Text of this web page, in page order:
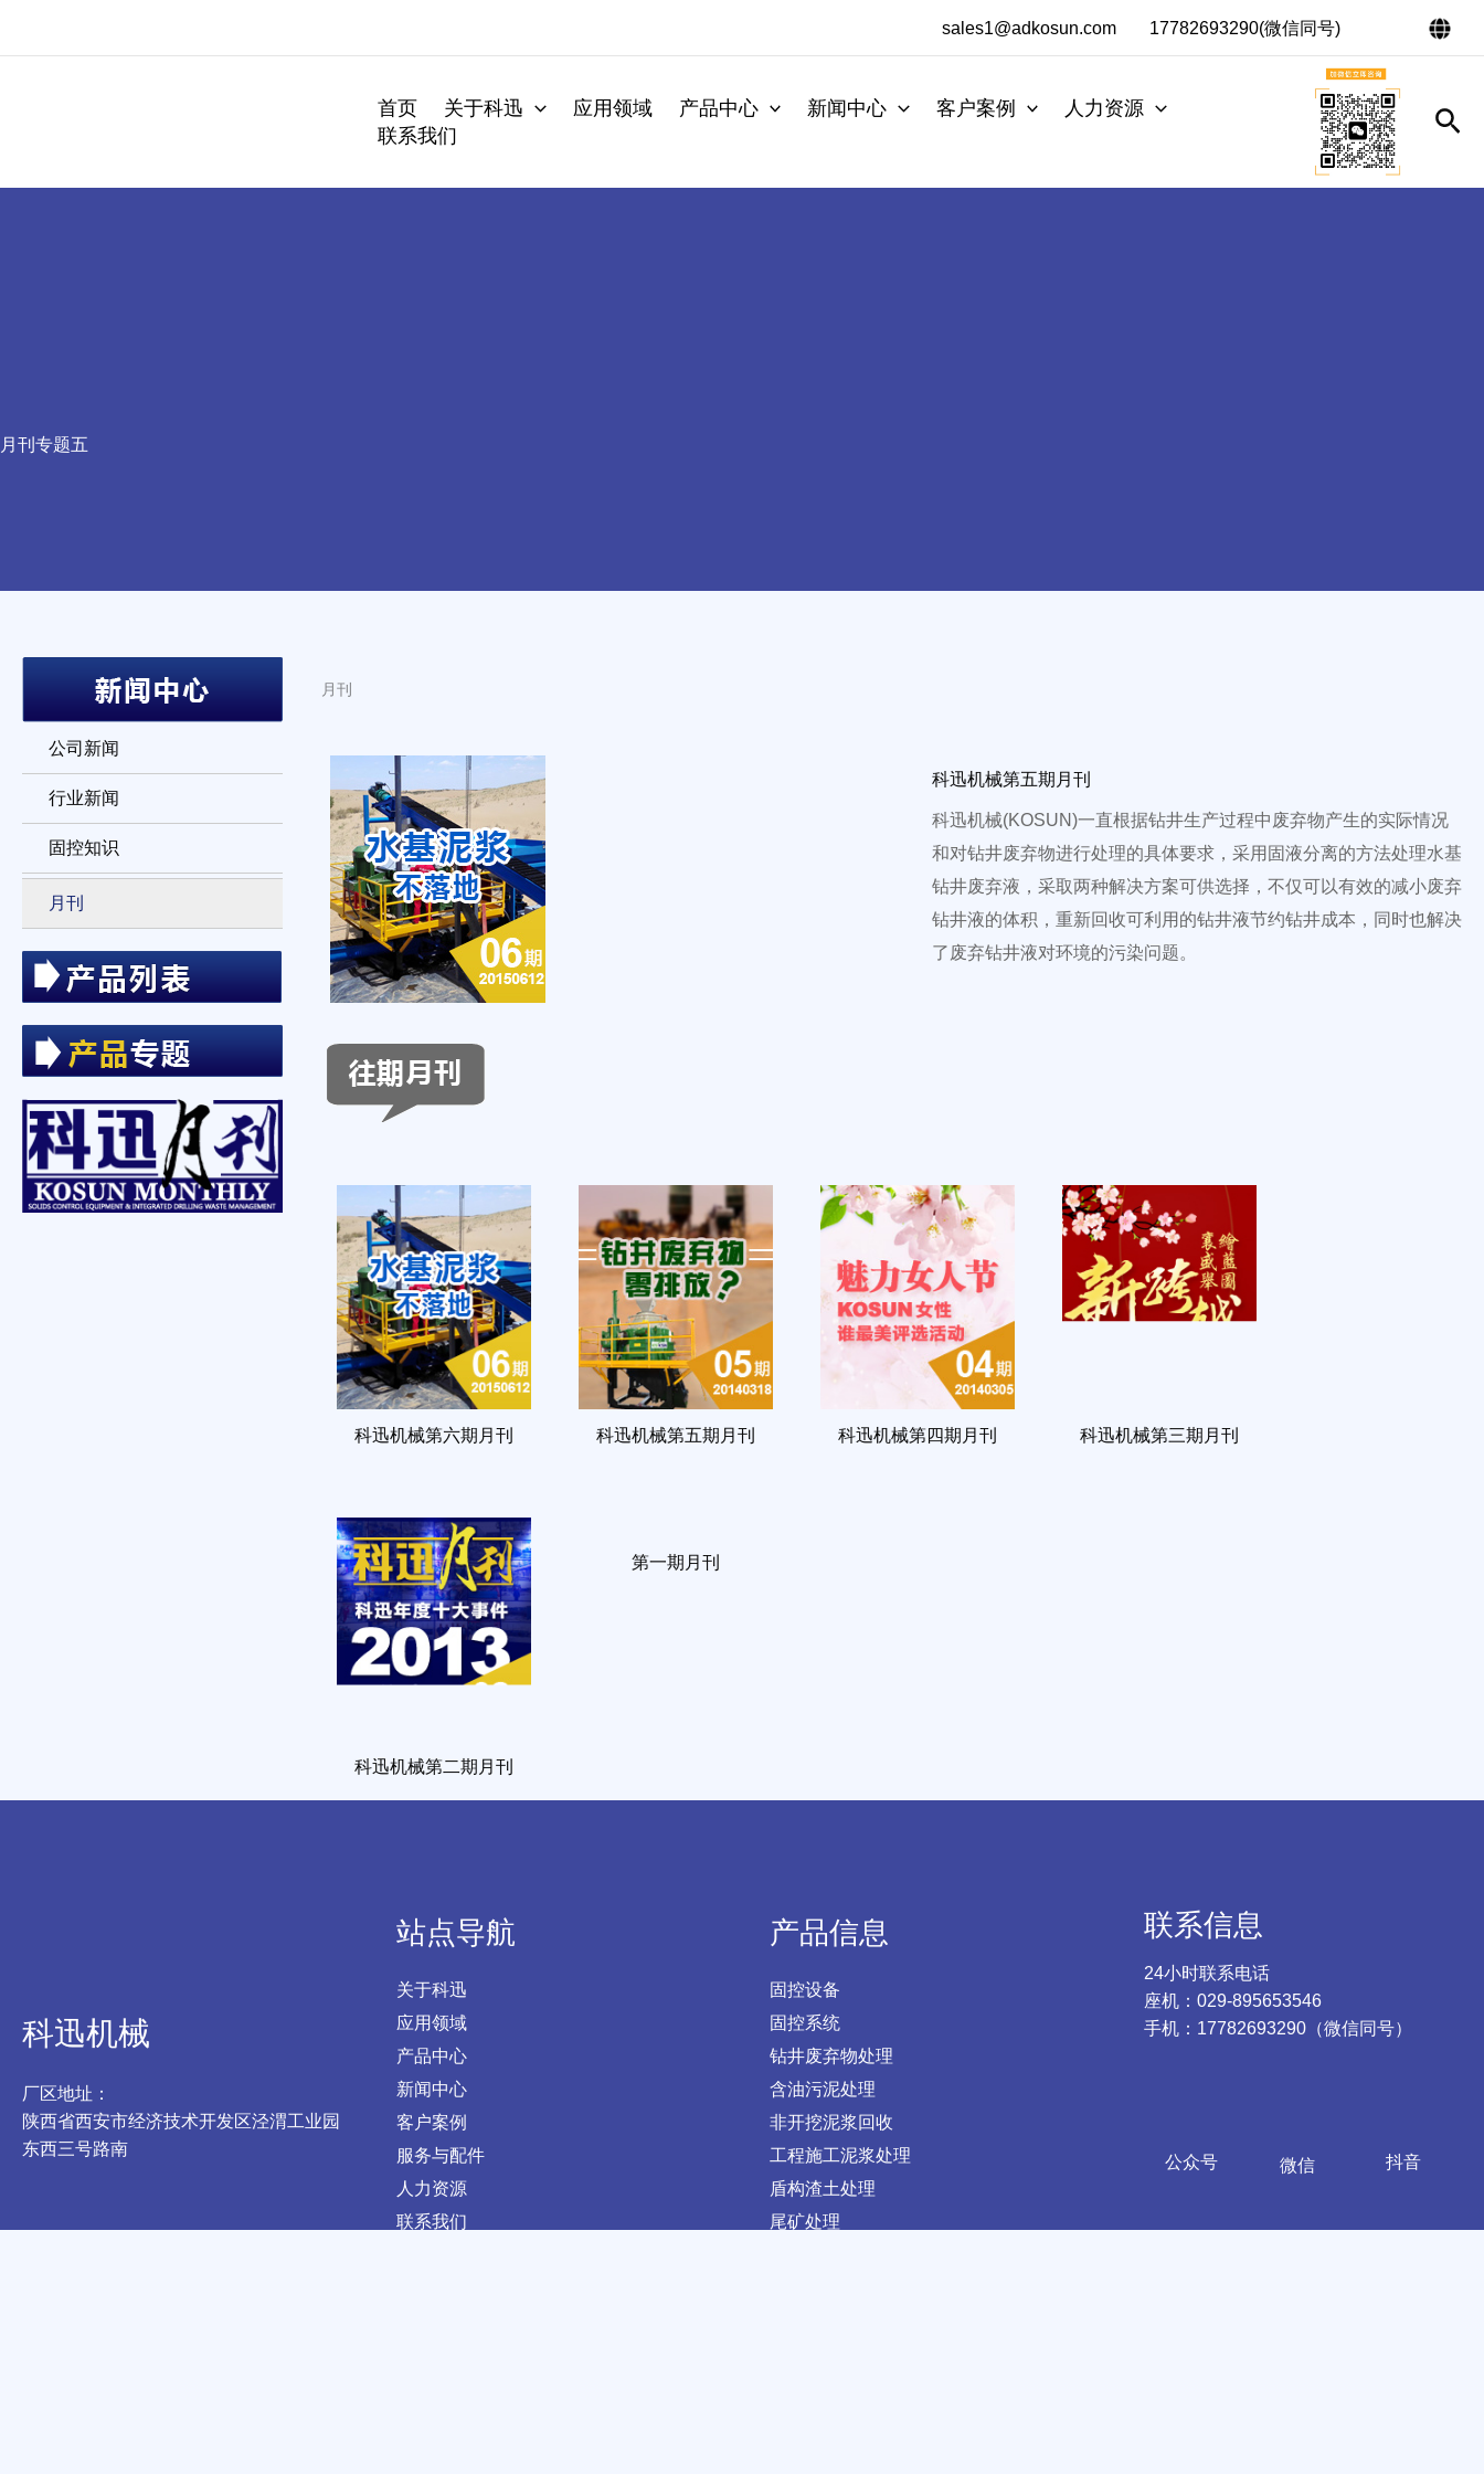
sales1@adkosun.com 17782693290(微信同号)
首页 关于科迅 应用领域 产品中心 新闻中心 客户案例
人力资源
联系我们
搜
月刊专题五
公司新闻
行业新闻
固控知识
月刊
月刊
科迅机械第五期月刊
科迅机械(KOSUN)一直根据钻井生产过程中废弃物产生的实际情况
和对钻井废弃物进行处理的具体要求，采用固液分离的方法处理水基
钻井废弃液，采取两种解决方案可供选择，不仅可以有效的减小废弃
钻井液的体积，重新回收可利用的钻井液节约钻井成本，同时也解决
了废弃钻井液对环境的污染问题。
科迅机械第六期月刊 科迅机械第五期月刊 科迅机械第四期月刊 科迅机械第三期月刊
科迅机械第二期月刊
科迅机械
厂区地址：
陕西省西安市经济技术开发区泾渭工业园
东西三号路南
站点导航
关于科迅
应用领域
产品中心
新闻中心
客户案例
服务与配件
人力资源
联系我们
产品信息
固控设备
固控系统
钻井废弃物处理
含油污泥处理
非开挖泥浆回收
工程施工泥浆处理
盾构渣土处理
尾矿处理
联系信息
24小时联系电话
座机：029-895653546
手机：17782693290（微信同号）
公众号 微信 抖音